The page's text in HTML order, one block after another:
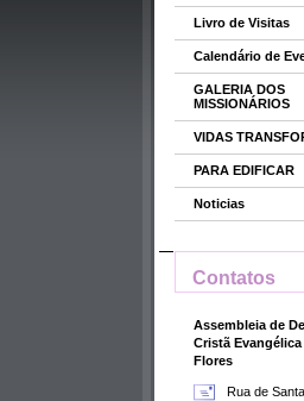
Livro de Visitas
Calendário de
GALERIA DOS
MISSIONÁRIOS
VIDAS
PARA EDIFICAR
Noticias
Contatos
Assembleia de
Cristã
Flores
Rua de